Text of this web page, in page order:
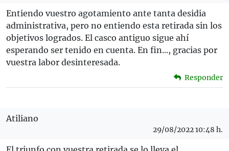
Entiendo vuestro agotamiento ante tanta desidia
administrativa, pero no entiendo esta retirada sin los
objetivos logrados. El casco antiguo sigue ahí
esperando ser tenido en cuenta. En fin..., gracias por
vuestra labor desinteresada.
Responder
Atiliano
29/08/2022 10:48 h.